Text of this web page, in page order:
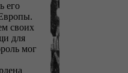
его
своих
для
мог